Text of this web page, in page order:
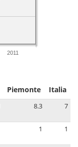
2011
Piemonte Italia
8.3 7
1 1